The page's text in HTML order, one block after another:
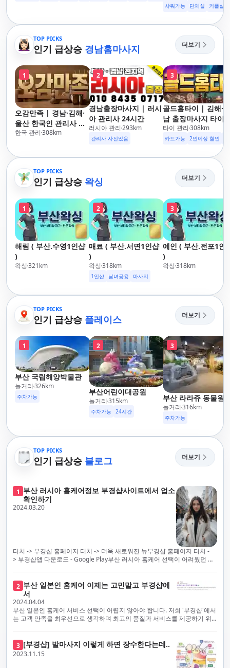
샤워가능 단체실 커플실
TOP PICKS
인기 급상승 경남홈마사지 더보기
1
오감만족 | 경남·김해·
울산 한국인 관리사 출
장마사지
한국 관리 308km
2
경남출장마사지 | 러시
아 관리사 24시간
러시아 관리 293km
관리사 사진있음
3
골드홈타이 | 김해·경
남 출장마사지 타이·
로마·스웨디시
타이 관리 308km
카드가능 2인이상 할인
TOP PICKS
인기 급상승 왁싱 더보기
1
해림 ( 부산.수영1인샵
)
왁싱321km
2
매료 ( 부산.서면1인샵
)
왁싱318km
1인샵 남녀공용 마사지
3
예인 ( 부산.전포1인
)
왁싱318km
TOP PICKS
인기 급상승 플레이스 더보기
1
부산 국립해양박물관
놀거리 326km
주차가능
2
부산어린이대공원
놀거리 315km
주차가능 24시간
3
부산 라라쥬 동물원
놀거리 316km
주차가능
TOP PICKS
인기 급상승 블로그 더보기
1 부산 러시아 홈케어정보 부경샵사이트에서 업소
확인하기
2024.03.20
터치 -> 부경샵 홈페이지 터치 -> 더욱 새로워진 뉴부경샵 홈페이지 터치 -
> 부경샵앱 다운로드 - Google Play부산 러시아 홈케어 선택이 어려웠던 시
스의 모든 과정을 후불제로 운영합니다. 이는 고객님의 최대 편의를 보장하
기 위한 부경샵의 약속입니다.부경샵은 현장에서 바로 고객님께 서비스를
제공하는 깨끗하고 전문적으로 훈련된 관리사들을 다수 보유하고 있음을 자
랑스럽게 생각합니다. 이는 프리미엄 부산 러시아 홈케어 경험을 제공하기
위한 부경샵의 노력의 일환입니다.현 시대의 불확실성 속에서, 안전은 부경
하고 개인의 건강 상태를 지속적으로 모니터링합니다.예약금을 요구하는 업
체보다는 부경샵과 같이 안전과 고객 편의를 최우선으로 생각하는 업체를
선택하는 것이 중요합니다.부산에서 러시아 홈케어를 전문으로 하는 부경샵
은, 항상 후불제로 운영하면서 청결과 안전을 가장 중요하게 여깁니다. 부산
2 부산 일본인 홈케어 이제는 고민말고 부경샵에
서
2024.04.04
부산 일본인 홈케어 서비스 선택이 어렵지 않아야 합니다. 저희 '부경샵'에서
는 고객 만족을 최우선으로 생각하며 최고의 품질과 서비스를 제공하기 위
프리미엄 부산 일본인 홈케어 경험을 제공하고자 현장에서 직접 깨끗하고
전문적으로 훈련된 관리사를 다수 보유하고 있음을 자랑스럽게 여깁니다.
현대 사회의 불확실성 속에서, 부경샵은 안전을 최우선으로 여기며, 이를 위
3 [부경샵] 발마사지 이렇게 하면 장수한다는데..
2023.11.15